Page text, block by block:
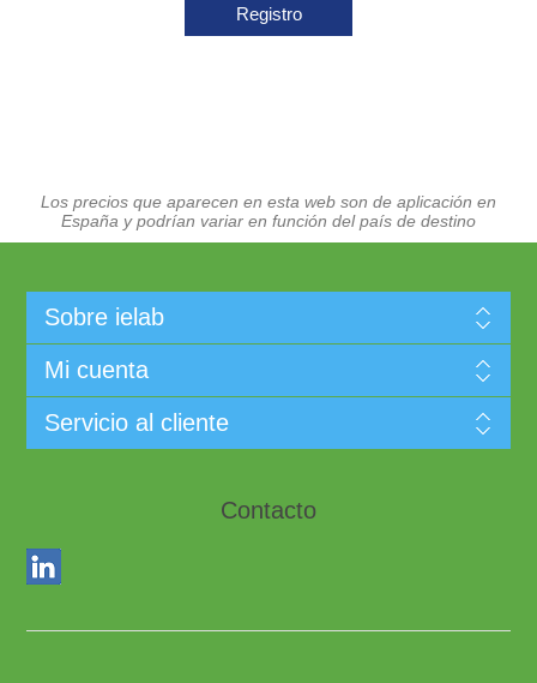
Registro
Los precios que aparecen en esta web son de aplicación en
España y podrían variar en función del país de destino
Sobre ielab
Mi cuenta
Servicio al cliente
Contacto